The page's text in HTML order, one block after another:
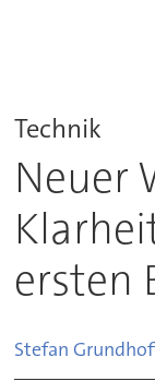
Technik
Neuer
ersten
Stefan